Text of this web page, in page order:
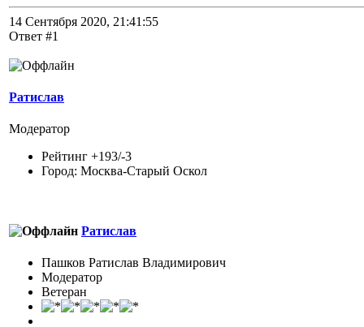
14 Сентября 2020, 21:41:55
Ответ #1
Ратислав
Модератор
Рейтинг +193/-3
Город: Москва-Старый Оскол
Ратислав
Пашков Ратислав Владимирович
Модератор
Ветеран